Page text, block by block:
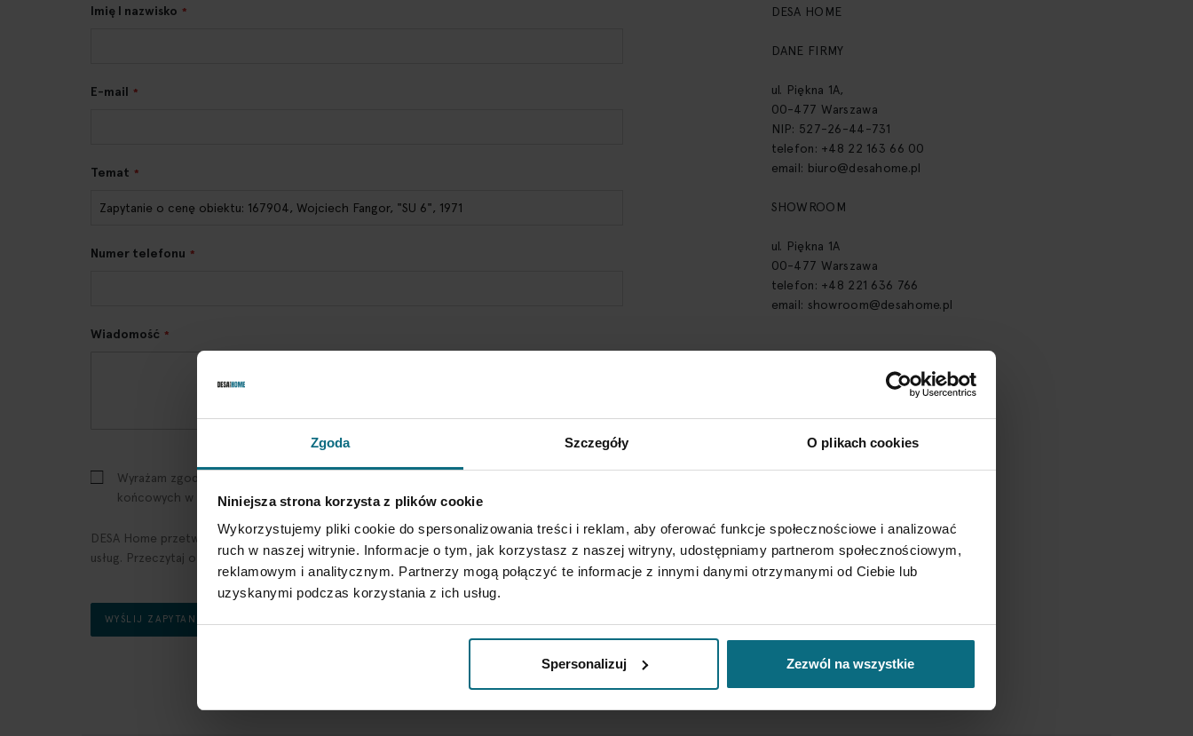
Zgoda Szczegóły O plikach cookies
Niniejsza strona korzysta z plików cookie
Wykorzystujemy pliki cookie do spersonalizowania treści i reklam, aby oferować funkcje społecznościowe i analizować
ruch w naszej witrynie. Informacje o tym, jak korzystasz z naszej witryny, udostępniamy partnerom społecznościowym,
reklamowym i analitycznym. Partnerzy mogą połączyć te informacje z innymi danymi otrzymanymi od Ciebie lub
uzyskanymi podczas korzystania z ich usług.
Spersonalizuj Zezwól na wszystkie
Imię I nazwisko
E-mail
Temat
Numer telefonu
Wiadomość
Wyrażam zgodę na kontakt telefoniczny (używanie telekomunikacyjnych urządzeń
końcowych w celu prowadzenia marketingu bezpośredniego przez DESA Home)
DESA Home przetwarza podane przez Ciebie dane w celu marketingu bezpośredniego naszych
usług. Przeczytaj o tym w Polityka prywatności.
WYŚLIJ ZAPYTANIE
DESA HOME
DANE FIRMY
ul. Piękna 1A,
00-477 Warszawa
NIP: 527-26-44-731
telefon: +48 22 163 66 00
email: biuro@desahome.pl
SHOWROOM
ul. Piękna 1A
00-477 Warszawa
telefon: +48 221 636 766
email: showroom@desahome.pl